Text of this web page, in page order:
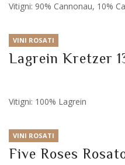
Vitigni: 90% Cannonau, 10%
VINI ROSATI
Lagrein Kretzer
Vitigni: 100% Lagrein
VINI ROSATI
Five Roses